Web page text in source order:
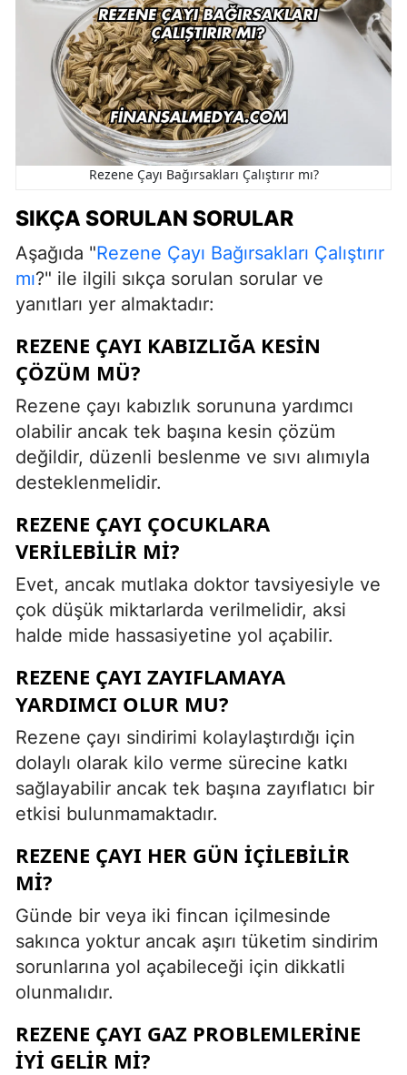
Rezene Çayı Bağırsakları Çalıştırır mı?
SIKÇA SORULAN SORULAR
Aşağıda "Rezene Çayı Bağırsakları Çalıştırır
mı?" ile ilgili sıkça sorulan sorular ve
yanıtları yer almaktadır:
REZENE ÇAYI KABIZLIĞA KESIN
ÇÖZÜM MÜ?
Rezene çayı kabızlık sorununa yardımcı
olabilir ancak tek başına kesin çözüm
değildir, düzenli beslenme ve sıvı alımıyla
desteklenmelidir.
REZENE ÇAYI ÇOCUKLARA
VERILEBILIR MI?
Evet, ancak mutlaka doktor tavsiyesiyle ve
çok düşük miktarlarda verilmelidir, aksi
halde mide hassasiyetine yol açabilir.
REZENE ÇAYI ZAYIFLAMAYA
YARDIMCI OLUR MU?
Rezene çayı sindirimi kolaylaştırdığı için
dolaylı olarak kilo verme sürecine katkı
sağlayabilir ancak tek başına zayıflatıcı bir
etkisi bulunmamaktadır.
REZENE ÇAYI HER GÜN IÇILEBILIR
MI?
Günde bir veya iki fincan içilmesinde
sakınca yoktur ancak aşırı tüketim sindirim
sorunlarına yol açabileceği için dikkatli
olunmalıdır.
REZENE ÇAYI GAZ PROBLEMLERINE
IYI GELIR MI?